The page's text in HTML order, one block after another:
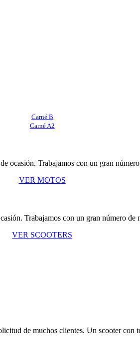
Carné B
Carné A2
ocasión. Trabajamos con un gran
VER MOTOS
Trabajamos con un gran número de
VER SCOOTERS
de muchos clientes. Un scooter